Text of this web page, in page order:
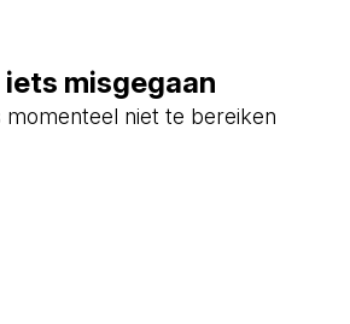
iets misgegaan
momenteel niet te bereiken